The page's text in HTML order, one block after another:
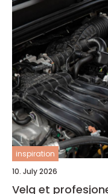
inspiration
10. July 2026
Velg et